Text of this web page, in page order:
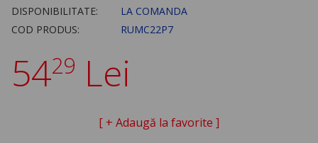
DISPONIBILITATE:
LA COMANDA
COD PRODUS:
RUMC22P7
5429 Lei
[ + Adaugă la favorite ]